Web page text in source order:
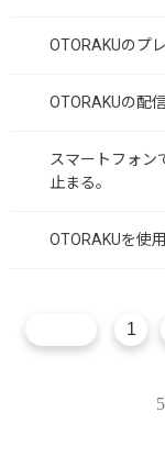
OTORAKUのプ
OTORAKUの配
スマートフォン
止まる。
OTORAKUを使
1